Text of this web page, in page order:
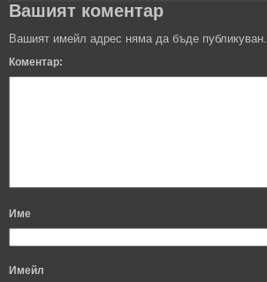
Вашият коментар
Вашият имейл адрес няма да бъде публикуван.
Коментар:
Име
Имейл